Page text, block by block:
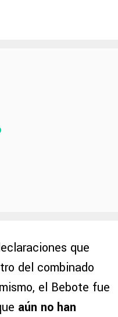
que
del combinado
el Bebote fue
aún no han